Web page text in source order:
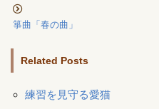
箏曲「春の曲」
Related Posts
練習を見守る愛猫